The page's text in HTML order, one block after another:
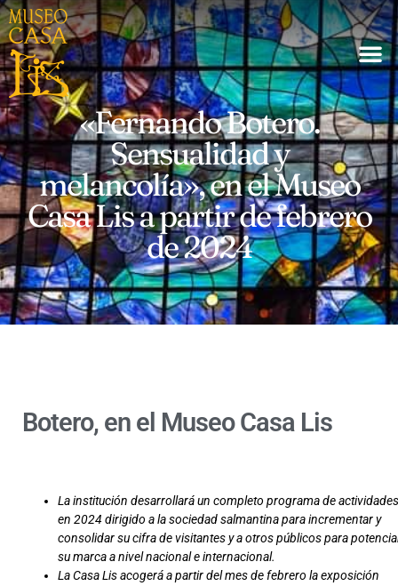
«Fernando Botero.
Sensualidad y
melancolía», en el Museo
Casa Lis a partir de febrero
de 2024
Botero, en el Museo Casa Lis
La institución desarrollará un completo programa de actividades
en 2024 dirigido a la sociedad salmantina para incrementar y
consolidar su cifra de visitantes y a otros públicos para
su marca a nivel nacional e internacional.
La Casa Lis acogerá a partir del mes de febrero la exposición